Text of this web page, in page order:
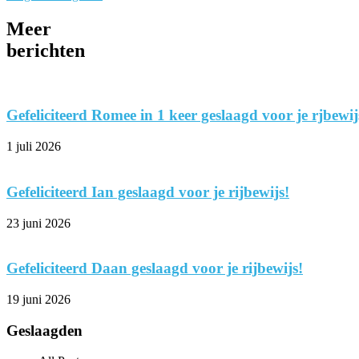
Meer
berichten
Gefeliciteerd Romee in 1 keer geslaagd voor je
1 juli 2026
Gefeliciteerd Ian geslaagd voor je rijbewijs!
23 juni 2026
Gefeliciteerd Daan geslaagd voor je rijbewijs!
19 juni 2026
Geslaagden